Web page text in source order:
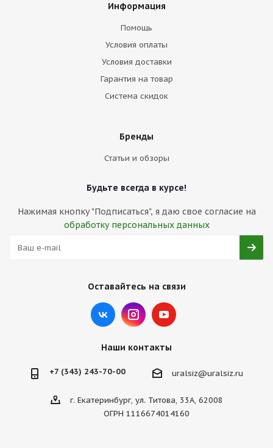
Информация
Помощь
Условия оплаты
Условия доставки
Гарантия на товар
Система скидок
Бренды
Статьи и обзоры
Будьте всегда в курсе!
Нажимая кнопку "Подписаться", я даю свое согласие на
обработку персональных данных
Оставайтесь на связи
Наши контакты
+7 (343) 243-70-00 uralsiz@uralsiz.ru
г. Екатеринбург, ул. Титова, 33А, 62008
ОГРН 1116674014160